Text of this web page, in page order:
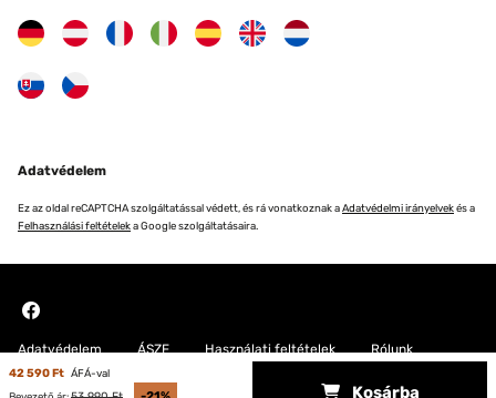
42 590 Ft ÁFÁ-val
Kosárba
Adatvédelem
Ez az oldal reCAPTCHA szolgáltatással védett, és rá vonatkoznak aAdatvédelmi irányelvekés a
Felhasználási feltételeka Google szolgáltatásaira.
Adatvédelem ÁSZF Használati feltételek Rólunk
Copyright © 2026 Blumfeldt. All rights reserved